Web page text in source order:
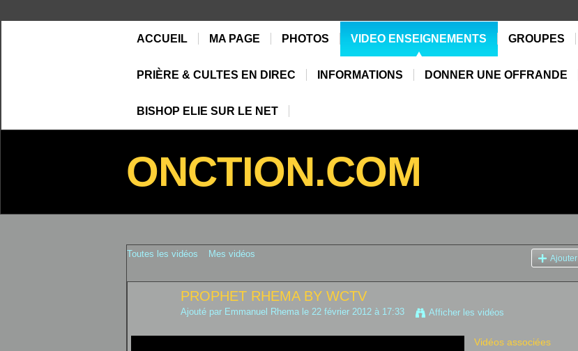
ACCUEIL MA PAGE PHOTOS VIDEO ENSEIGNEMENTS GROUPES
PRIÈRE & CULTES EN DIREC INFORMATIONS DONNER UNE OFFRANDE
BISHOP ELIE SUR LE NET
ONCTION.COM
Toutes les vidéos Mes vidéos Ajouter
PROPHET RHEMA BY WCTV
Ajouté par Emmanuel Rhema le 22 février 2012 à 17:33 Afficher les vidéos
Vidéos associées